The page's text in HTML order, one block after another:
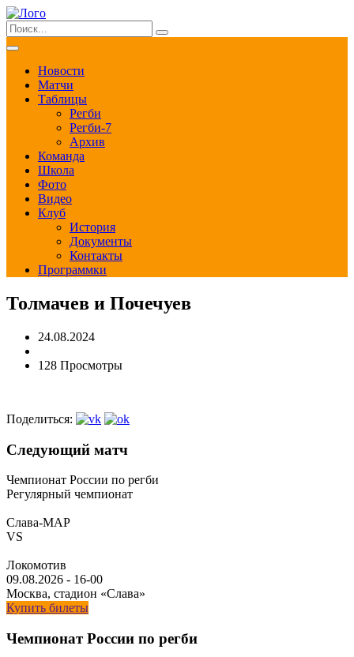
Новости
Матчи
Таблицы
Регби
Регби-7
Архив
Команда
Школа
Фото
Видео
Клуб
История
Документы
Контакты
Программки
Толмачев и Почечуев
24.08.2024
128 Просмотры
Поделиться:
Следующий матч
Чемпионат России по регби
Регулярный чемпионат
Слава-МАР
VS
Локомотив
09.08.2026 - 16-00
Москва, стадион «Слава»
Купить билеты
Чемпионат России по регби